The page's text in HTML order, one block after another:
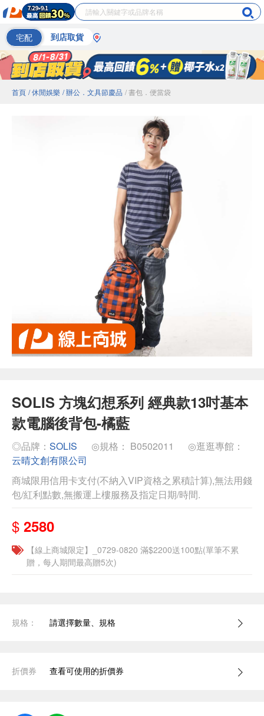
宅配 到店取貨
首頁 / 休閒娛樂 / 辦公．文具節慶品 / 書包．便當袋
SOLIS 方塊幻想系列 經典款13吋基本
款電腦後背包-橘藍
◎品牌： SOLIS ◎規格： B0502011
◎逛逛專館：
云晴文創有限公司
商城限用信用卡支付(不納入VIP資格之累積計算),無法用錢
包/紅利點數,無搬運上樓服務及指定日期/時間.
$ 2580
【線上商城限定】_0729-0820 滿$2200送100點(單筆不累
贈，每人期間最高贈5次)
規格： 請選擇數量、規格
折價券 查看可使用的折價券